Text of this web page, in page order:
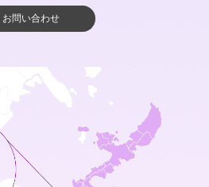
お問い合わせ